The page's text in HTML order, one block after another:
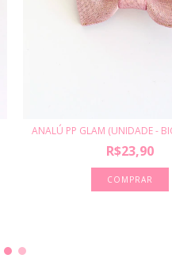
ANALÚ PP GLAM (UNIDADE -
R$23,90
COMPRAR